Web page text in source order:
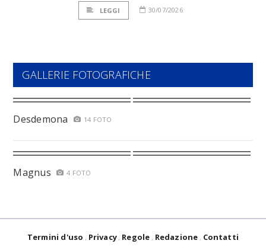
LEGGI 30/07/2026
GALLERIE FOTOGRAFICHE
Desdemona 14 FOTO
Magnus 4 FOTO
Termini d'uso Privacy Regole Redazione Contatti